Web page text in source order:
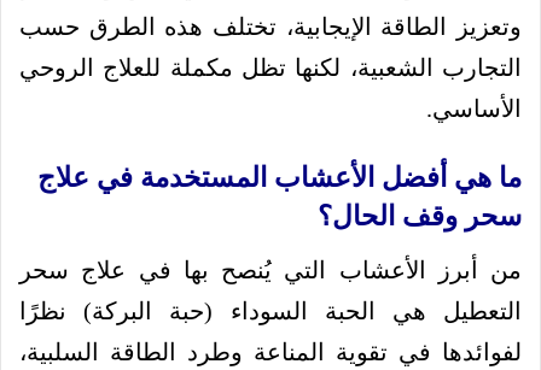
وتعزيز الطاقة الإيجابية، تختلف هذه الطرق حسب
التجارب الشعبية، لكنها تظل مكملة للعلاج الروحي
الأساسي.
ما هي أفضل الأعشاب المستخدمة في علاج
سحر وقف الحال؟
من أبرز الأعشاب التي يُنصح بها في علاج سحر
التعطيل هي الحبة السوداء (حبة البركة) نظرًا
لفوائدها في تقوية المناعة وطرد الطاقة السلبية،